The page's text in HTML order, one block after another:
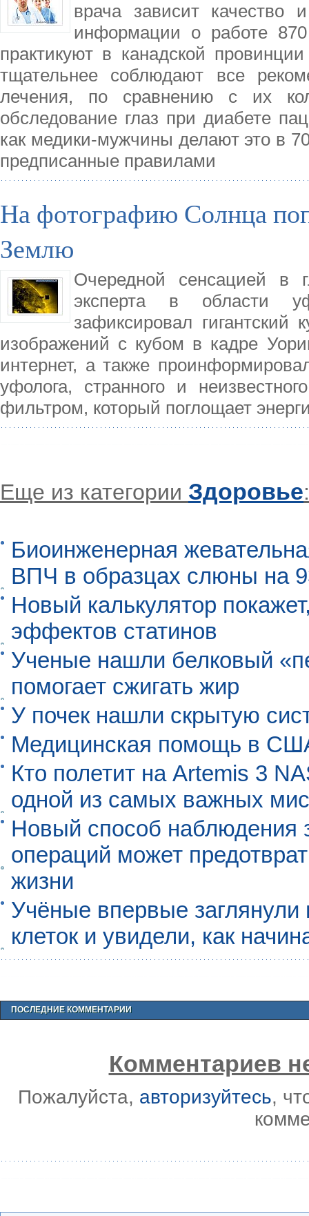
врача зависит качество
информации о работе 870
практикуют в канадской
тщательнее соблюдают все
лечения, по сравнению с их
обследование глаз при диабете
как медики-мужчины делают это в
предписанные правилами
На фотографию Солнца
Землю
Очередной сенсацией в
эксперта в области
зафиксировал
изображений с кубом в кадре
интернет, а также
уфолога, странного и
фильтром, который поглощает
Еще из категории Здоровье:
Биоинженерная
ВПЧ в образцах слюны на
Новый калькулятор
эффектов статинов
Ученые нашли белковый
помогает сжигать жир
У почек нашли скрытую
Медицинская помощь в
Кто полетит на Artemis 3
одной из самых важных
Новый способ наблюдения
операций может
жизни
Учёные впервые
клеток и увидели, как
ПОСЛЕДНИЕ КОММЕНТАРИИ
Комментариев
Пожалуйста, авторизуйтесь,